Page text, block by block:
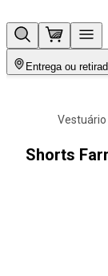
Entrega ou
vestuário
Shorts